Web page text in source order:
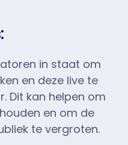
in staat om
en deze live te
Dit kan helpen om
en om de
te vergroten.